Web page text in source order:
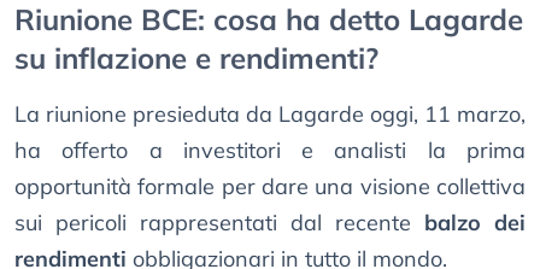
Riunione BCE: cosa ha detto Lagarde
su inflazione e rendimenti?
La riunione presieduta da Lagarde oggi, 11 marzo,
ha offerto a investitori e analisti la prima
opportunità formale per dare una visione collettiva
sui pericoli rappresentati dal recente balzo dei
rendimenti obbligazionari in tutto il mondo.